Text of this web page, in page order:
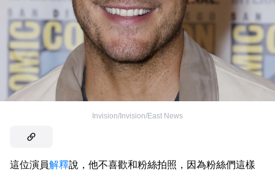
Invision/Invision/East News
這位演員解釋說，他不喜歡和粉絲拍照，因為粉絲們這樣